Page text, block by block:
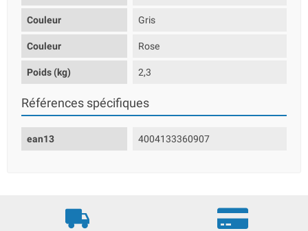
Couleur Gris
Couleur Rose
Poids (kg) 2,3
Références spécifiques
ean13 4004133360907